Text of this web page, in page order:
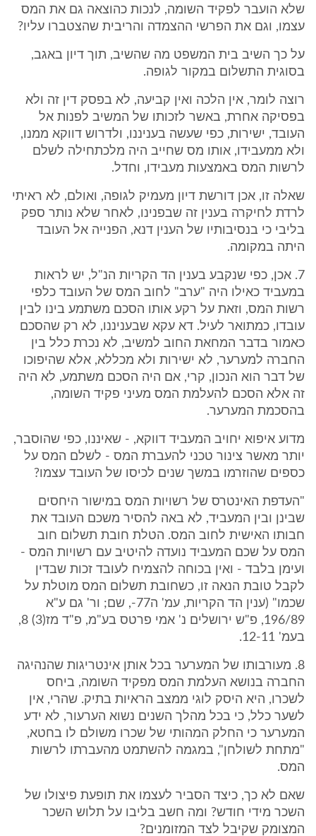
שלא הועבר לפקיד השומה, לנכות כהוצאה גם את המס
עצמו, וגם את הפרשי ההצמדה והריבית שהצטברו עליו?
על כך השיב בית המשפט מה שהשיב, תוך דיון באגב,
בסוגית התשלום במקור לגופה.
רוצה לומר, אין הלכה ואין קביעה, לא בפסק דין זה ולא
בפסיקה אחרת, באשר לזכותו של המשיב לפנות אל
העובד, ישירות, כפי שעשה בעניננו, ולדרוש דווקא ממנו,
ולא ממעבידו, אותו מס שחייב היה מלכתחילה לשלם
לרשות המס באמצעות מעבידו, וחדל.
שאלה זו, אכן דורשת דיון מעמיק לגופה, ואולם, לא ראיתי
לרדת לחיקרה בענין זה שבפנינו, לאחר שלא נותר ספק
בליבי כי בנסיבותיו של הענין דנא, הפנייה אל העובד
היתה במקומה.
7. אכן, כפי שנקבע בענין הד הקריות הנ"ל, יש לראות
במעביד כאילו היה "ערב" לחוב המס של העובד כלפי
רשות המס, וזאת על רקע אותו הסכם משתמע בינו לבין
עובדו, כמתואר לעיל. דא עקא שבעניננו, לא רק שהסכם
כאמור בדבר המחאת החוב למשיב, לא נכרת כלל בין
החברה למערער, לא ישירות ולא מכללא, אלא שהיפוכו
של דבר הוא הנכון, קרי, אם היה הסכם משתמע, לא היה
זה אלא הסכם להעלמת המס מעיני פקיד השומה,
בהסכמת המערער.
מדוע איפוא יחויב המעביד דווקא, - שאיננו, כפי שהוסבר,
יותר מאשר צינור טכני להעברת המס - לשלם המס על
כספים שהוזרמו במשך שנים לכיסו של העובד עצמו?
"העדפת האינטרס של רשויות המס במישור היחסים
שבינן ובין המעביד, לא באה להסיר משכם העובד את
חבותו האישית לחוב המס. הטלת חובת תשלום חוב
המס על שכם המעביד נועדה להיטיב עם רשויות המס -
ועימן בלבד - ואין בכוחה להצמיח לעובד זכות שבדין
לקבל טובת הנאה זו, כשחובת תשלום המס מוטלת על
שכמו" (ענין הד הקריות, עמ' ה77-, שם; ור' גם ע"א
196/89, פ"ש ירושלים נ' אמי פרטס בע"מ, פ"ד מז(3) 8,
בעמ' 12-11.
8. מעורבותו של המערער בכל אותן אינטריגות שהנהיגה
החברה בנושא העלמת המס מפקיד השומה, ביחס
לשכרו, היא היסק לוגי ממצב הראיות בתיק. שהרי, אין
לשער כלל, כי בכל מהלך השנים נשוא הערעור, לא ידע
המערער כי החלק המהותי של שכרו משולם לו בחטא,
"מתחת לשולחן", במגמה להשתמט מהעברתו לרשות
המס.
שאם לא כך, כיצד הסביר לעצמו את תופעת פיצולו של
השכר מידי חודש? ומה חשב בליבו על תלוש השכר
המצומק שקיבל לצד המזומנים?